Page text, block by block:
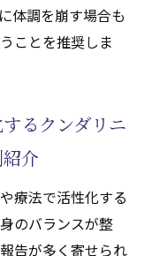
体調を崩す場合も
ことを推奨しま
るクンダリニ
介
療法で活性化する
のバランスが整
告が多く寄せられ